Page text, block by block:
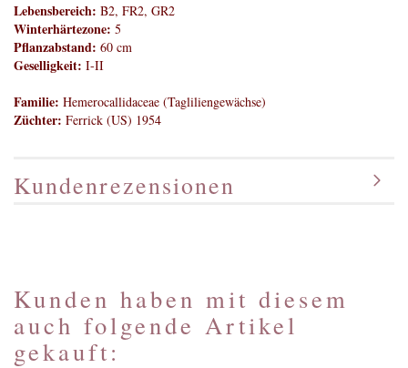
Lebensbereich: B2, FR2, GR2
Winterhärtezone: 5
Pflanzabstand: 60 cm
Geselligkeit: I-II
Familie: Hemerocallidaceae (Tagliliengewächse)
Züchter: Ferrick (US) 1954
Kundenrezensionen
Kunden haben mit diesem
auch folgende Artikel
gekauft: